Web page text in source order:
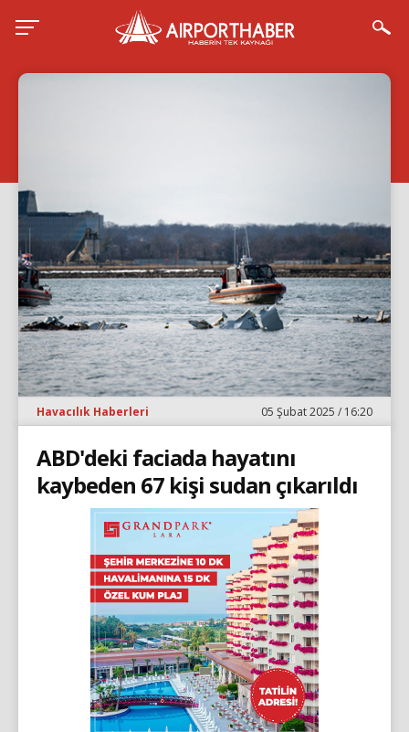
Havacılık Haberleri 05 Şubat 2025 / 16:20
ABD'deki faciada hayatını
kaybeden 67 kişi sudan çıkarıldı